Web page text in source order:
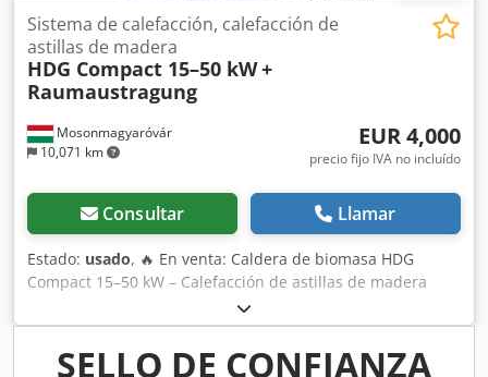
Mosonmagyaróvár
10,071 km
Sistema de calefacción, calefacción de
astillas de madera
HDG Compact 15–50 kW+
Raumaustragung
EUR 4,000
precio fijo IVA no incluído
Consultar Llamar
Estado: usado, 🔥 En venta: Caldera de biomasa HDG
Compact 15–50 kW – Calefacción de astillas de madera
flexible y compacta 🔥 La HDG Compact 15–50 kW es una
caldera de biomasa versátil, ideal para viviendas,
pequeñas empresas o aplicaciones agrícolas. Está
SELLO DE CONFIANZA